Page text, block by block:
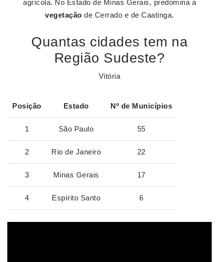
agrícola. No Estado de Minas Gerais, predomina a
vegetação de Cerrado e de Caatinga.
Quantas cidades tem na
Região Sudeste?
Vitória
Posição Estado Nº de Municípios
1 São Paulo 55
2 Rio de Janeiro 22
3 Minas Gerais 17
4 Espírito Santo 6